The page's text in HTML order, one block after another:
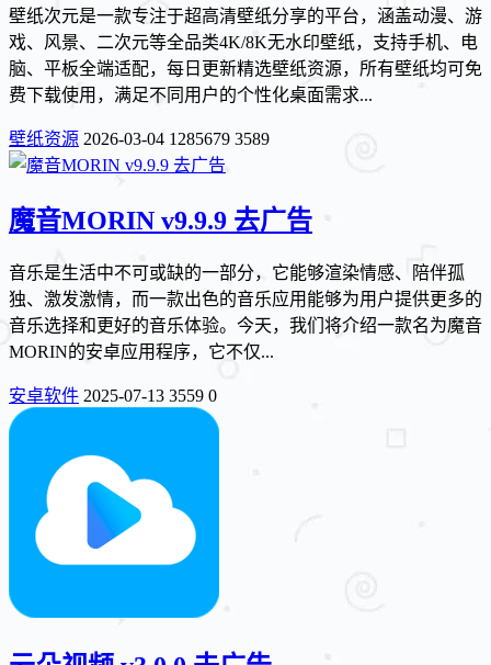
壁纸次元是一款专注于超高清壁纸分享的平台，涵盖动漫、游
戏、风景、二次元等全品类4K/8K无水印壁纸，支持手机、电
脑、平板全端适配，每日更新精选壁纸资源，所有壁纸均可免
费下载使用，满足不同用户的个性化桌面需求...
壁纸资源 2026-03-04 1285679 3589
魔音MORIN v9.9.9 去广告
音乐是生活中不可或缺的一部分，它能够渲染情感、陪伴孤
独、激发激情，而一款出色的音乐应用能够为用户提供更多的
音乐选择和更好的音乐体验。今天，我们将介绍一款名为魔音
MORIN的安卓应用程序，它不仅...
安卓软件 2025-07-13 3559 0